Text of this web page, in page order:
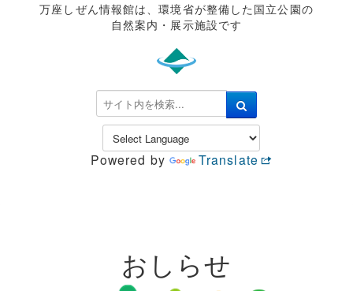
万座しぜん情報館は、環境省が整備した国立公園の
自然案内・展示施設です
検
索
.
Powered by Translate
おしらせ